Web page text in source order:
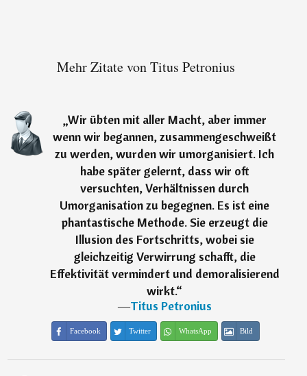
Mehr Zitate von Titus Petronius
„Wir übten mit aller Macht, aber immer
wenn wir begannen, zusammengeschweißt
zu werden, wurden wir umorganisiert. Ich
habe später gelernt, dass wir oft
versuchten, Verhältnissen durch
Umorganisation zu begegnen. Es ist eine
phantastische Methode. Sie erzeugt die
Illusion des Fortschritts, wobei sie
gleichzeitig Verwirrung schafft, die
Effektivität vermindert und demoralisierend
wirkt.“
―Titus Petronius
Facebook Twitter WhatsApp Bild